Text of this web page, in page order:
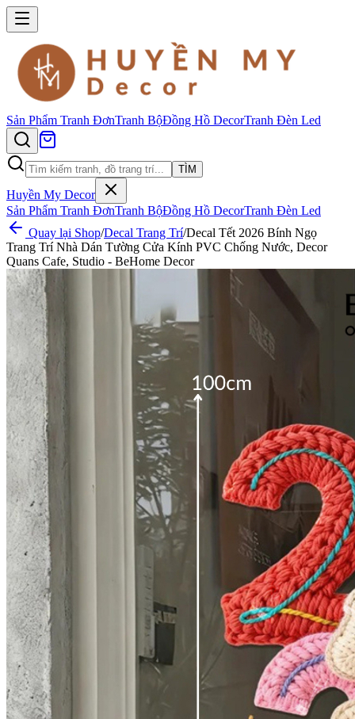
Sản Phẩm Tranh ĐơnTranh BộĐồng Hồ DecorTranh Đèn Led
TÌM
Huyền My Decor
Sản Phẩm Tranh ĐơnTranh BộĐồng Hồ DecorTranh Đèn Led
Quay lại Shop/Decal Trang Trí/Decal Tết 2026 Bính Ngọ
Trang Trí Nhà Dán Tường Cửa Kính PVC Chống Nước, Decor
Quans Cafe, Studio - BeHome Decor